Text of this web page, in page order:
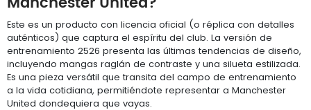
Este es un producto con licencia oficial (o réplica con detalles
auténticos) que captura el espíritu del club. La versión de
entrenamiento 2526 presenta las últimas tendencias de diseño,
incluyendo mangas raglán de contraste y una silueta estilizada.
Es una pieza versátil que transita del campo de entrenamiento
a la vida cotidiana, permitiéndote representar a Manchester
United dondequiera que vayas.